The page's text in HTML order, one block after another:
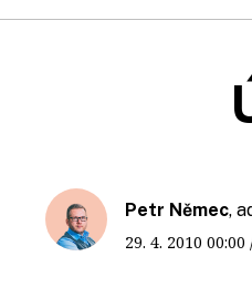
Petr Němec,
29. 4. 2010 00:00